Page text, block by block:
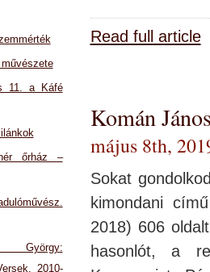
Read full article
Komán
május 8th,
Sokat
kimondani
2018) 606
hasonlót, a
11. a Káfé
őrház –
2010-